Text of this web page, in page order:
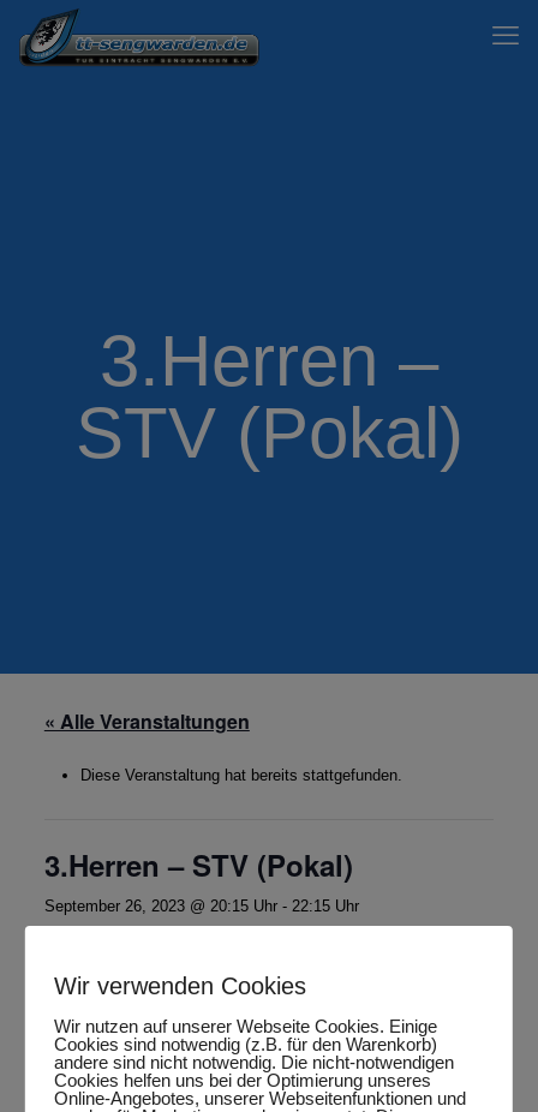
3.Herren –
STV (Pokal)
« Alle Veranstaltungen
Diese Veranstaltung hat bereits stattgefunden.
3.Herren – STV (Pokal)
September 26, 2023 @ 20:15 Uhr- 22:15 Uhr
Wir verwenden Cookies
Wir nutzen auf unserer Webseite Cookies. Einige
Cookies sind notwendig (z.B. für den Warenkorb)
andere sind nicht notwendig. Die nicht-notwendigen
Cookies helfen uns bei der Optimierung unseres
Online-Angebotes, unserer Webseitenfunktionen und